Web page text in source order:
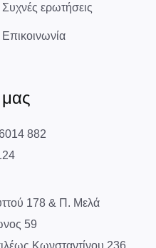
Συχνές ερωτήσεις
Επικοινωνία
μας
882
178 & Π. Μελά
59